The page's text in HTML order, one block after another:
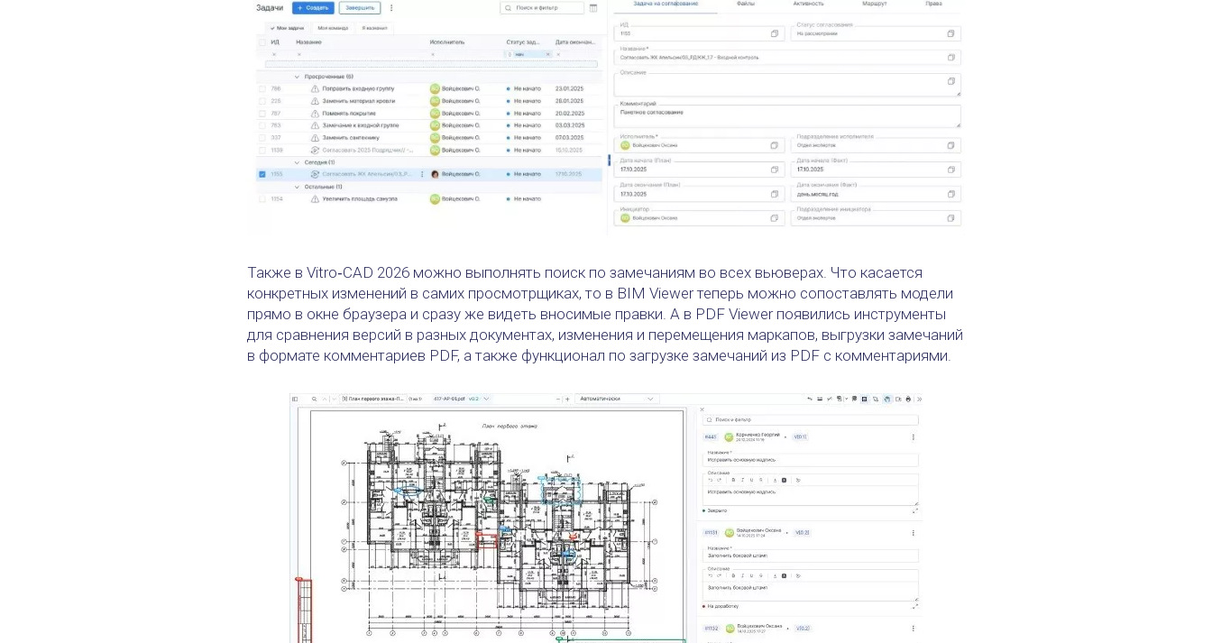
Также в Vitro‑CAD 2026 можно выполнять поиск по замечаниям во всех вьюверах. Что касается
конкретных изменений в самих просмотрщиках, то в BIM Viewer теперь можно сопоставлять модели
прямо в окне браузера и сразу же видеть вносимые правки. А в PDF Viewer появились инструменты
для сравнения версий в разных документах, изменения и перемещения маркапов, выгрузки замечаний
в формате комментариев PDF, а также функционал по загрузке замечаний из PDF с комментариями.